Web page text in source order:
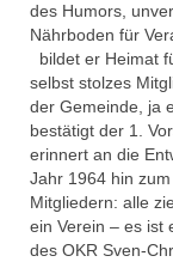
#
MCC
des Humors,
Nährboden für
bildet er Heimat
selbst stolzes
der Gemeinde, ja
bestätigt der 1.
erinnert an die
Jahr 1964 hin
Mitgliedern: alle
ein Verein – es ist
des OKR Sven-